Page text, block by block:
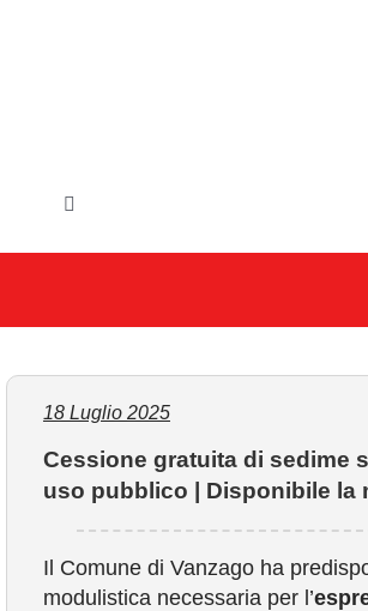
Toggle
IL COMUNE
SERVIZI E UTILITA’
AREE TEMATICHE
VIVERE VANZAGO
18 Luglio 2025
Cessione gratuita di sedime
uso pubblico | Disponibile la
Il Comune di Vanzago ha
modulistica necessaria per l’